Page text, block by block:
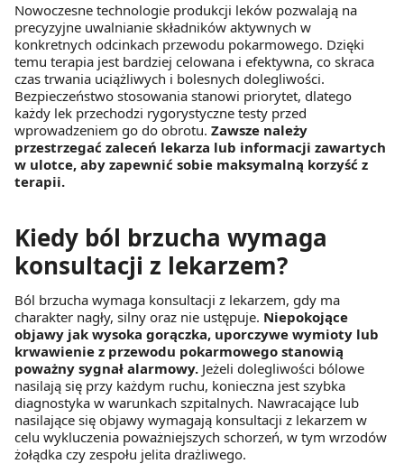
Nowoczesne technologie produkcji leków pozwalają na
precyzyjne uwalnianie składników aktywnych w
konkretnych odcinkach przewodu pokarmowego. Dzięki
temu terapia jest bardziej celowana i efektywna, co skraca
czas trwania uciążliwych i bolesnych dolegliwości.
Bezpieczeństwo stosowania stanowi priorytet, dlatego
każdy lek przechodzi rygorystyczne testy przed
wprowadzeniem go do obrotu. Zawsze należy
przestrzegać zaleceń lekarza lub informacji zawartych
w ulotce, aby zapewnić sobie maksymalną korzyść z
terapii.
Kiedy ból brzucha wymaga
konsultacji z lekarzem?
Ból brzucha wymaga konsultacji z lekarzem, gdy ma
charakter nagły, silny oraz nie ustępuje. Niepokojące
objawy jak wysoka gorączka, uporczywe wymioty lub
krwawienie z przewodu pokarmowego stanowią
poważny sygnał alarmowy. Jeżeli dolegliwości bólowe
nasilają się przy każdym ruchu, konieczna jest szybka
diagnostyka w warunkach szpitalnych. Nawracające lub
nasilające się objawy wymagają konsultacji z lekarzem w
celu wykluczenia poważniejszych schorzeń, w tym wrzodów
żołądka czy zespołu jelita drażliwego.